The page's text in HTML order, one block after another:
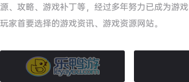
源、攻略、游戏补丁等，经过多年努力已成为游戏
玩家首要选择的游戏资讯、游戏资源网站。